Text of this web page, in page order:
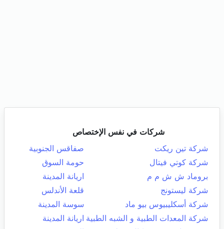
شركات في نفس الإختصاص
شركة تين ريكت
صفاقس الجنوبية
شركة كوتي فيتال
حومة السوق
بروماد ش ش م م
اريانة المدينة
شركة ليستونج
قلعة الأندلس
شركة أسكليبيوس بيو ماد
سوسة المدينة
شركة المعدات الطبية و الشبه الطبية اريانة المدينة